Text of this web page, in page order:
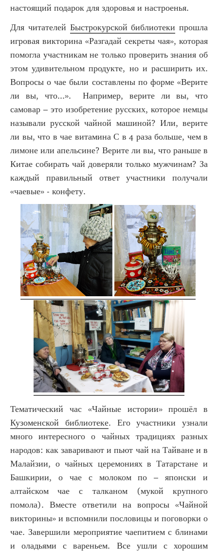
настоящий подарок для здоровья и настроенья.
Для читателей Быстрокурской библиотеки прошла
игровая викторина «Разгадай секреты чая», которая
помогла участникам не только проверить знания об
этом удивительном продукте, но и расширить их.
Вопросы о чае были составлены по форме «Верите
ли вы, что...». Например, верите ли вы, что
самовар – это изобретение русских, которое немцы
называли русской чайной машиной? Или, верите
ли вы, что в чае витамина С в 4 раза больше, чем в
лимоне или апельсине? Верите ли вы, что раньше в
Китае собирать чай доверяли только мужчинам? За
каждый правильный ответ участники получали
«чаевые» - конфету.
Тематический час «Чайные истории» прошёл в
Кузоменской библиотеке. Его участники узнали
много интересного о чайных традициях разных
народов: как заваривают и пьют чай на Тайване и в
Малайзии, о чайных церемониях в Татарстане и
Башкирии, о чае с молоком по – японски и
алтайском чае с талканом (мукой крупного
помола). Вместе ответили на вопросы «Чайной
викторины» и вспомнили пословицы и поговорки о
чае. Завершили мероприятие чаепитием с блинами
и оладьями с вареньем. Все ушли с хорошим